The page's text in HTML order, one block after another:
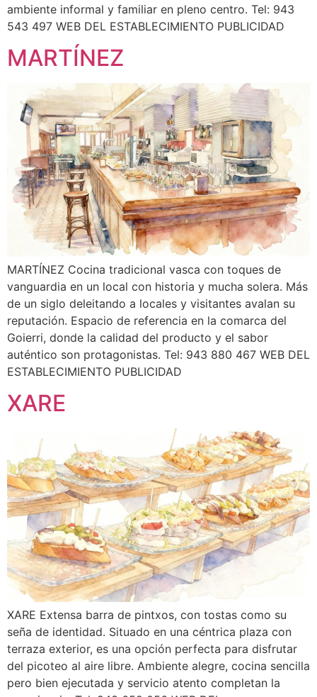
ambiente informal y familiar en pleno centro. Tel: 943
543 497 WEB DEL ESTABLECIMIENTO PUBLICIDAD
MARTÍNEZ
MARTÍNEZ Cocina tradicional vasca con toques de
vanguardia en un local con historia y mucha solera. Más
de un siglo deleitando a locales y visitantes avalan su
reputación. Espacio de referencia en la comarca del
Goierri, donde la calidad del producto y el sabor
auténtico son protagonistas. Tel: 943 880 467 WEB DEL
ESTABLECIMIENTO PUBLICIDAD
XARE
XARE Extensa barra de pintxos, con tostas como su
seña de identidad. Situado en una céntrica plaza con
terraza exterior, es una opción perfecta para disfrutar
del picoteo al aire libre. Ambiente alegre, cocina sencilla
pero bien ejecutada y servicio atento completan la